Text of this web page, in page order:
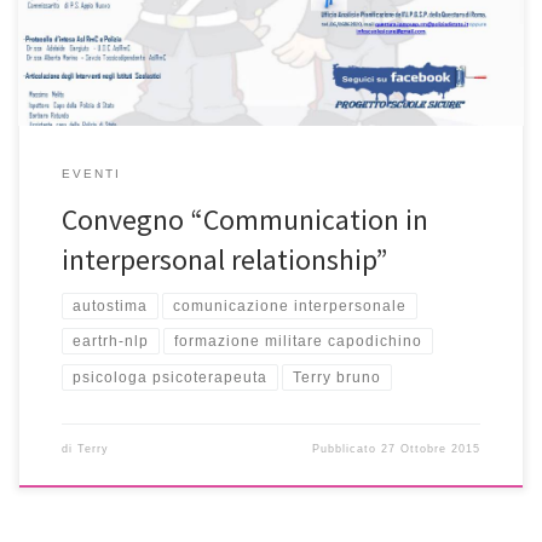
EVENTI
Convegno “Communication in
interpersonal relationship”
autostima comunicazione interpersonale
eartrh-nlp formazione militare capodichino
psicologa psicoterapeuta Terry bruno
di Terry Pubblicato 27 Ottobre 2015